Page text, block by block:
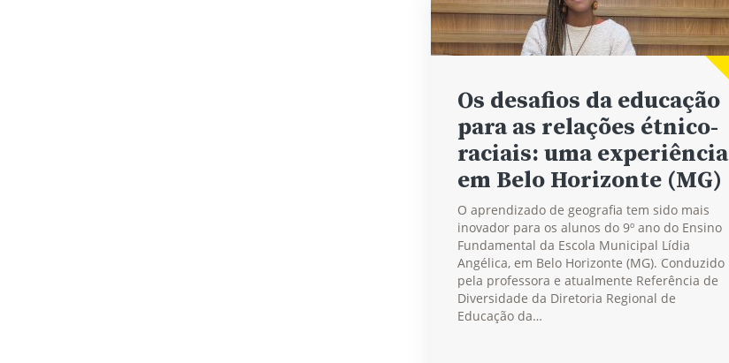
Os desafios da educação
para as relações étnico-
raciais: uma experiência
em Belo Horizonte (MG)
O aprendizado de geografia tem sido mais
inovador para os alunos do 9º ano do Ensino
Fundamental da Escola Municipal Lídia
Angélica, em Belo Horizonte (MG). Conduzido
pela professora e atualmente Referência de
Diversidade da Diretoria Regional de
Educação da…